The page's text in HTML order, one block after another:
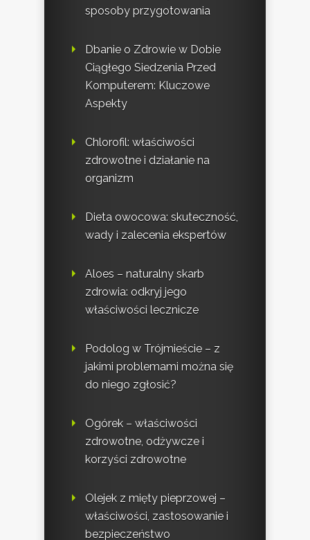
sposoby przygotowania
Dbanie o Zdrowie w Dobie
Ciągłego Siedzenia Przed
Komputerem: Kluczowe
Aspekty
Chlorofil: właściwości
zdrowotne i działanie na
organizm
Dieta owocowa: skuteczność,
wady i zalecenia ekspertów
Aloes – naturalny skarb
zdrowia: odkryj jego
właściwości lecznicze
Podolog w Trójmieście – z
jakimi problemami można się
do niego zgłosić?
Ogórek – właściwości
zdrowotne, odżywcze i
korzyści zdrowotne
Olejek z mięty pieprzowej –
właściwości, zastosowanie i
bezpieczeństwo